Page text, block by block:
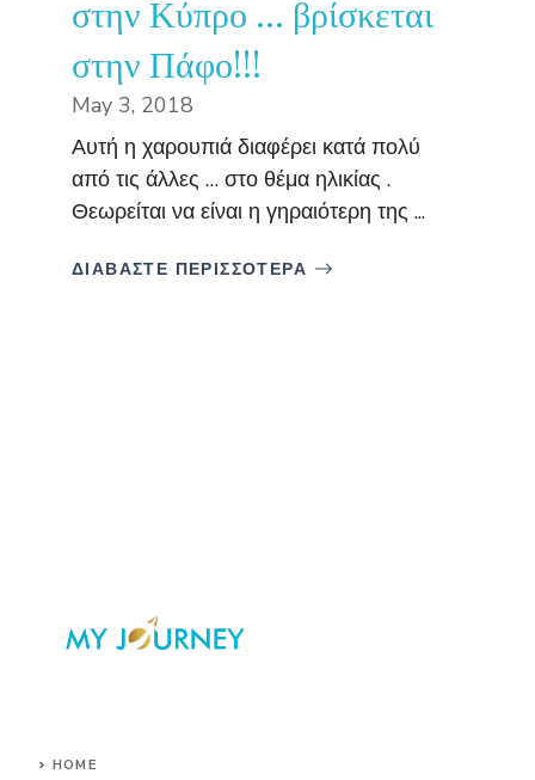
στην Κύπρο … βρίσκεται
στην Πάφο!!!
May 3, 2018
Αυτή η χαρουπιά διαφέρει κατά πολύ
από τις άλλες … στο θέμα ηλικίας .
Θεωρείται να είναι η γηραιότερη της ...
ΔΙΑΒΑΣΤΕ ΠΕΡΙΣΣΟΤΕΡΑ
HOME